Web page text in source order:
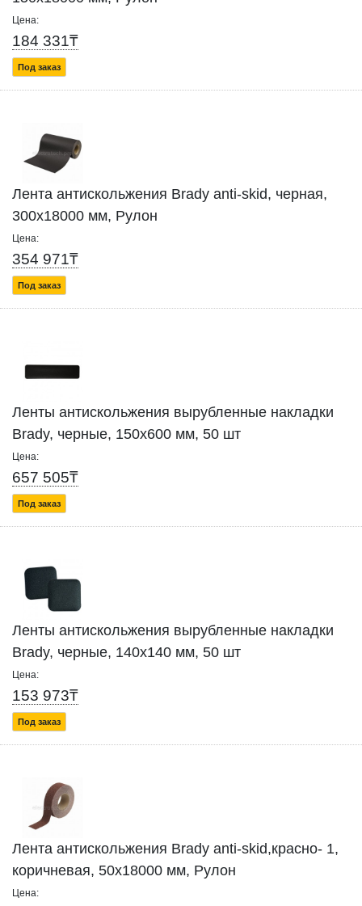
Цена:
184 331₸
Под заказ
Лента антискольжения Brady anti-skid, черная,
300x18000 мм, Рулон
Цена:
354 971₸
Под заказ
Ленты антискольжения вырубленные накладки
Brady, черные, 150x600 мм, 50 шт
Цена:
657 505₸
Под заказ
Ленты антискольжения вырубленные накладки
Brady, черные, 140x140 мм, 50 шт
Цена:
153 973₸
Под заказ
Лента антискольжения Brady anti-skid,красно- 1,
коричневая, 50x18000 мм, Рулон
Цена: